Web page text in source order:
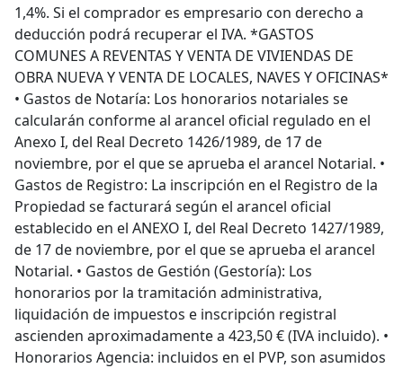
1,4%. Si el comprador es empresario con derecho a
deducción podrá recuperar el IVA. *GASTOS
COMUNES A REVENTAS Y VENTA DE VIVIENDAS DE
OBRA NUEVA Y VENTA DE LOCALES, NAVES Y OFICINAS*
• Gastos de Notaría: Los honorarios notariales se
calcularán conforme al arancel oficial regulado en el
Anexo I, del Real Decreto 1426/1989, de 17 de
noviembre, por el que se aprueba el arancel Notarial. •
Gastos de Registro: La inscripción en el Registro de la
Propiedad se facturará según el arancel oficial
establecido en el ANEXO I, del Real Decreto 1427/1989,
de 17 de noviembre, por el que se aprueba el arancel
Notarial. • Gastos de Gestión (Gestoría): Los
honorarios por la tramitación administrativa,
liquidación de impuestos e inscripción registral
ascienden aproximadamente a 423,50 € (IVA incluido). •
Honorarios Agencia: incluidos en el PVP, son asumidos